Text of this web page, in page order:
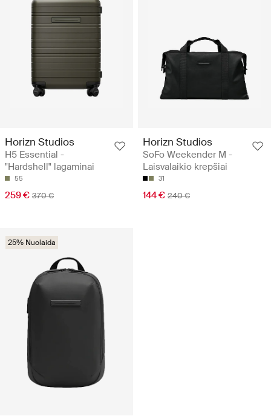
Horizn Studios
H5 Essential -
"Hardshell" lagaminai
55
259 € 370 €
Horizn Studios
SoFo Weekender M -
Laisvalaikio krepšiai
31
144 € 240 €
25% Nuolaida